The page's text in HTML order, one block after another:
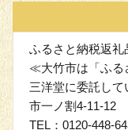
ふるさと納税返礼
≪大竹市は「ふる
三洋堂に委託し
市一ノ割4-11-12
TEL：0120-448-